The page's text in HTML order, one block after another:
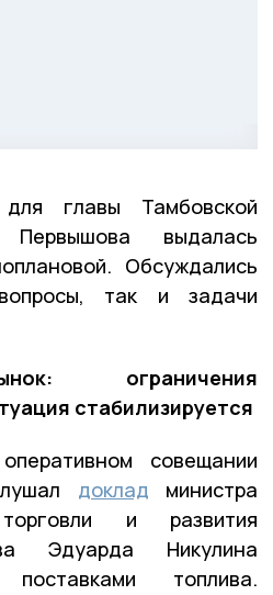
главы Тамбовской
Первышова выдалась
Обсуждались
так и задачи
ограничения
стабилизируется
совещании
доклад министра
и развития
Эдуарда Никулина
топлива.